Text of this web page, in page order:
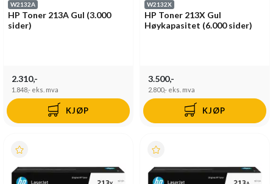
W2132A
HP Toner 213A Gul (3.000
sider)
2.310,-
1.848,- eks. mva
KJØP
W2132X
HP Toner 213X Gul
Høykapasitet (6.000 sider)
3.500,-
2.800,- eks. mva
KJØP